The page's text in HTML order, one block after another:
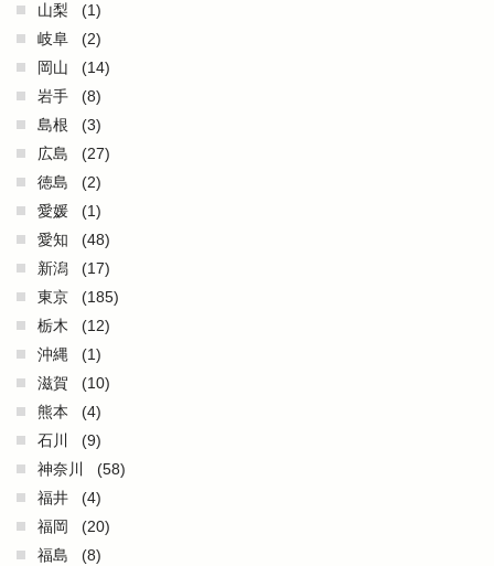
山梨
(1)
岐阜
(2)
岡山
(14)
岩手
(8)
島根
(3)
広島
(27)
徳島
(2)
愛媛
(1)
愛知
(48)
新潟
(17)
東京
(185)
栃木
(12)
沖縄
(1)
滋賀
(10)
熊本
(4)
石川
(9)
神奈川
(58)
福井
(4)
福岡
(20)
福島
(8)